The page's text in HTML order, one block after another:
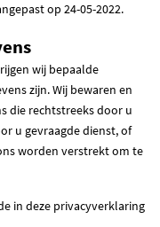
op 24-05-2022.
wij bepaalde
zijn. Wij bewaren en
die rechtstreeks door u
u gevraagde dienst, of
worden verstrekt om te
in deze privacyverklaring